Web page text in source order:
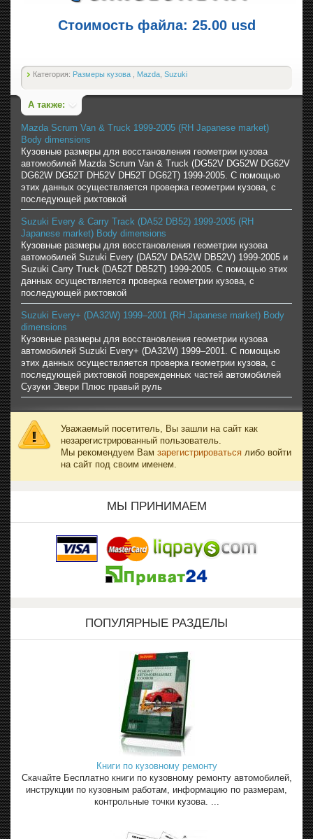
Стоимость файла: 25.00 usd
Категория: Размеры кузова Mazda Suzuki
А также:
Mazda Scrum Van & Truck 1999-2005 (RH Japanese market)
Body dimensions
Кузовные размеры для восстановления геометрии кузова
автомобилей Mazda Scrum Van & Truck (DG52V DG52W DG62V
DG62W DG52T DH52V DH52T DG62T) 1999-2005. С помощью
этих данных осуществляется проверка геометрии кузова, с
последующей рихтовкой
Suzuki Every & Carry Track (DA52 DB52) 1999-2005 (RH
Japanese market) Body dimensions
Кузовные размеры для восстановления геометрии кузова
автомобилей Suzuki Every (DA52V DA52W DB52V) 1999-2005 и
Suzuki Carry Truck (DA52T DB52T) 1999-2005. С помощью этих
данных осуществляется проверка геометрии кузова, с
последующей рихтовкой
Suzuki Every+ (DA32W) 1999–2001 (RH Japanese market) Body
dimensions
Кузовные размеры для восстановления геометрии кузова
автомобилей Suzuki Every+ (DA32W) 1999–2001. С помощью
этих данных осуществляется проверка геометрии кузова, с
последующей рихтовкой поврежденных частей автомобилей
Сузуки Эвери Плюс правый руль
Уважаемый посетитель, Вы зашли на сайт как
незарегистрированный пользователь.
Мы рекомендуем Вам зарегистрироваться либо войти
на сайт под своим именем.
МЫ ПРИНИМАЕМ
ПОПУЛЯРНЫЕ РАЗДЕЛЫ
Книги по кузовному ремонту
Скачайте Бесплатно книги по кузовному ремонту автомобилей,
инструкции по кузовным работам, информацию по размерам,
контрольные точки кузова. ...